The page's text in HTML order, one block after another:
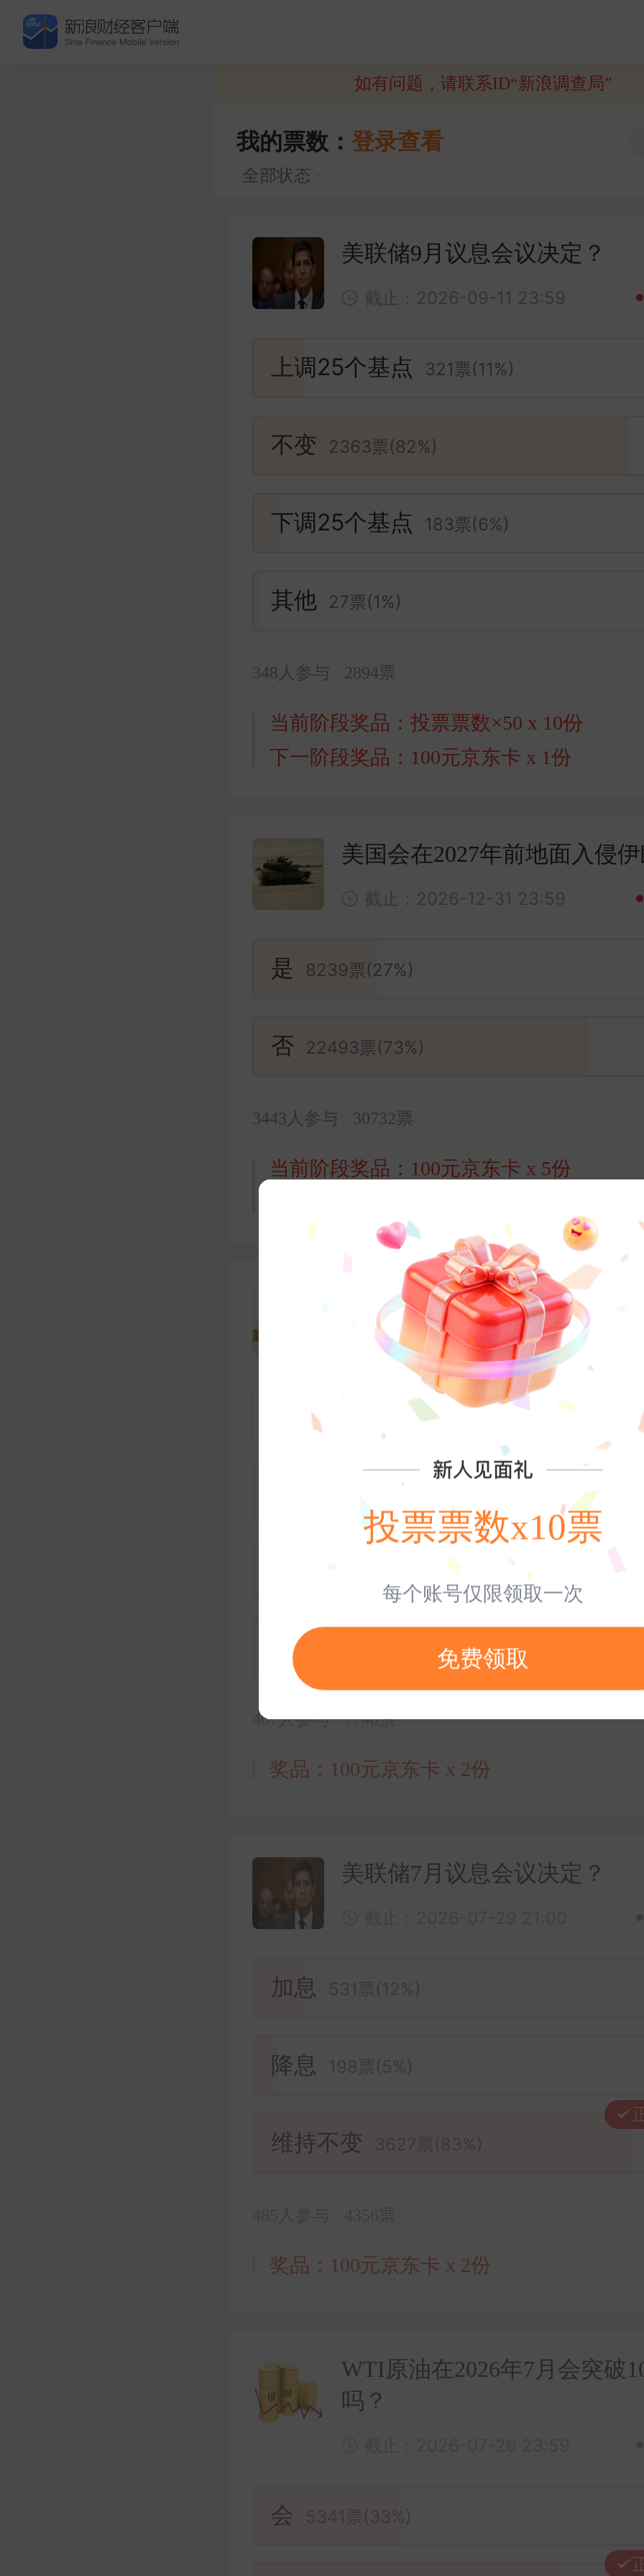
如有问题，请联系ID“新浪调查局”
我的票数： 登录查看
全部状态
美联储9月议息会议决定？
截止：2026-09-11 23:59
上调25个基点 321票(11%)
不变 2363票(82%)
下调25个基点 183票(6%)
其他 27票(1%)
348人参与 2894票
当前阶段奖品： 投票票数×50 x 10份
下一阶段奖品： 100元京东卡 x 1份
美国会在2027年前地面入侵
截止：2026-12-31 23:59
是 8239票(27%)
否 22493票(73%)
3443人参与 30732票
当前阶段奖品： 100元京东卡 x 5份
伦敦金本周收盘价
截止：2026-08-07 23:59
4000美元/盎司以下 21票(0%)
4000-4100美元/盎司 128票(2%)
4100-4200美元/盎司 513票(7%)
4200美元/盎司以上 7086票(91%)
407人参与 7748票
奖品： 100元京东卡 x 2份
美联储7月议息会议决定？
加息
降息
维持不变
奖品： 100元京东卡 x 2份
WTI原油在2026年7月会突破
吗？
会
投票票数x10票
每个账号仅限领取一次
免费领取